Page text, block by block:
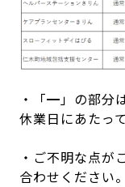
・「━」の部分
休業日にあたっ
・ご不明な点が
合わせください。